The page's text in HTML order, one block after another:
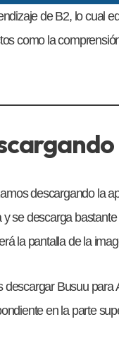
de B2, lo cual
como la
descargando la
y se descarga
la pantalla de la
descargar Busuu para
en la parte